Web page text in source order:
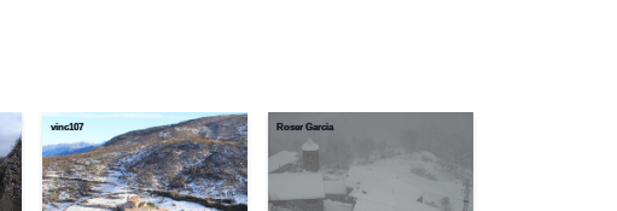
vinc107 Roser Garcia